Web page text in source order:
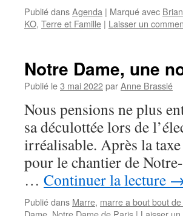
Publié dansAgenda | Marqué avec
KO, Terre et Famille | Laisser un
Notre Dame, une
Publié le3 mai 2022parAnne Brassié
Nous pensions ne plus
sa déculottée lors de
irréalisable. Après la
pour le chantier de
… Continuer la lecture
Publié dans Marre, marre a bout bout